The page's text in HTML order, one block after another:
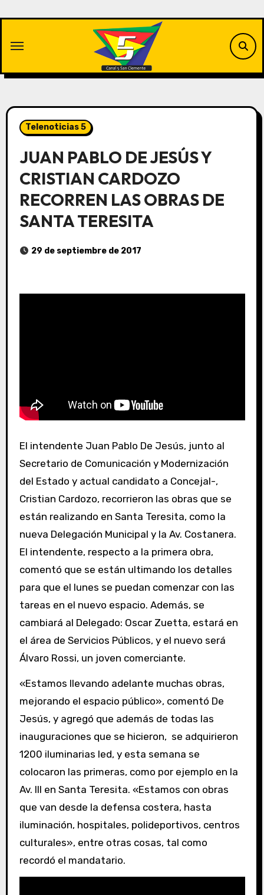
contenido
Telenoticias 5
JUAN PABLO DE JESÚS Y
CRISTIAN CARDOZO
RECORREN LAS OBRAS DE
SANTA TERESITA
29 de septiembre de 2017
El intendente Juan Pablo De Jesús, junto al
Secretario de Comunicación y Modernización
del Estado y actual candidato a Concejal-,
Cristian Cardozo, recorrieron las obras que se
están realizando en Santa Teresita, como la
nueva Delegación Municipal y la Av. Costanera.
El intendente, respecto a la primera obra,
comentó que se están ultimando los detalles
para que el lunes se puedan comenzar con las
tareas en el nuevo espacio. Además, se
cambiará al Delegado: Oscar Zuetta, estará en
el área de Servicios Públicos, y el nuevo será
Álvaro Rossi, un joven comerciante.
«Estamos llevando adelante muchas obras,
mejorando el espacio público», comentó De
Jesús, y agregó que además de todas las
inauguraciones que se hicieron, se adquirieron
1200 iluminarias led, y esta semana se
colocaron las primeras, como por ejemplo en la
Av. III en Santa Teresita. «Estamos con obras
que van desde la defensa costera, hasta
iluminación, hospitales, polideportivos, centros
culturales», entre otras cosas, tal como
recordó el mandatario.